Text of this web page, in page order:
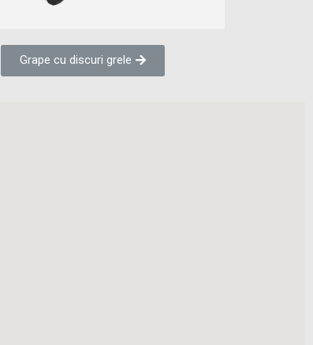
Grape cu discuri grele